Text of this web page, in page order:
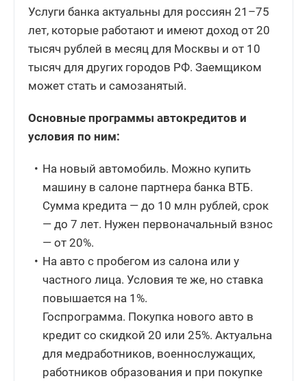
Услуги банка актуальны для россиян 21–75
лет, которые работают и имеют доход от 20
тысяч рублей в месяц для Москвы и от 10
тысяч для других городов РФ. Заемщиком
может стать и самозанятый.
Основные программы автокредитов и
условия по ним:
На новый автомобиль. Можно купить
машину в салоне партнера банка ВТБ.
Сумма кредита — до 10 млн рублей, срок
— до 7 лет. Нужен первоначальный взнос
— от 20%.
На авто с пробегом из салона или у
частного лица. Условия те же, но ставка
повышается на 1%.
Госпрограмма. Покупка нового авто в
кредит со скидкой 20 или 25%. Актуальна
для медработников, военнослужащих,
работников образования и при покупке